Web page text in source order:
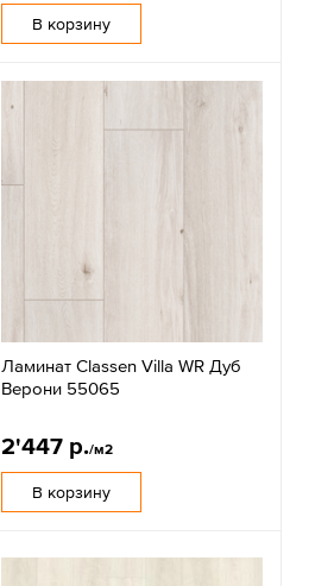
В корзину
Ламинат Classen Villa WR Дуб
Верони 55065
2'447 р./м2
В корзину